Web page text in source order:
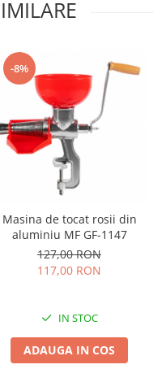
-8%
Masina de tocat rosii din
aluminiu MF GF-1147
127,00 RON
117,00 RON
IN STOC
ADAUGA IN COS